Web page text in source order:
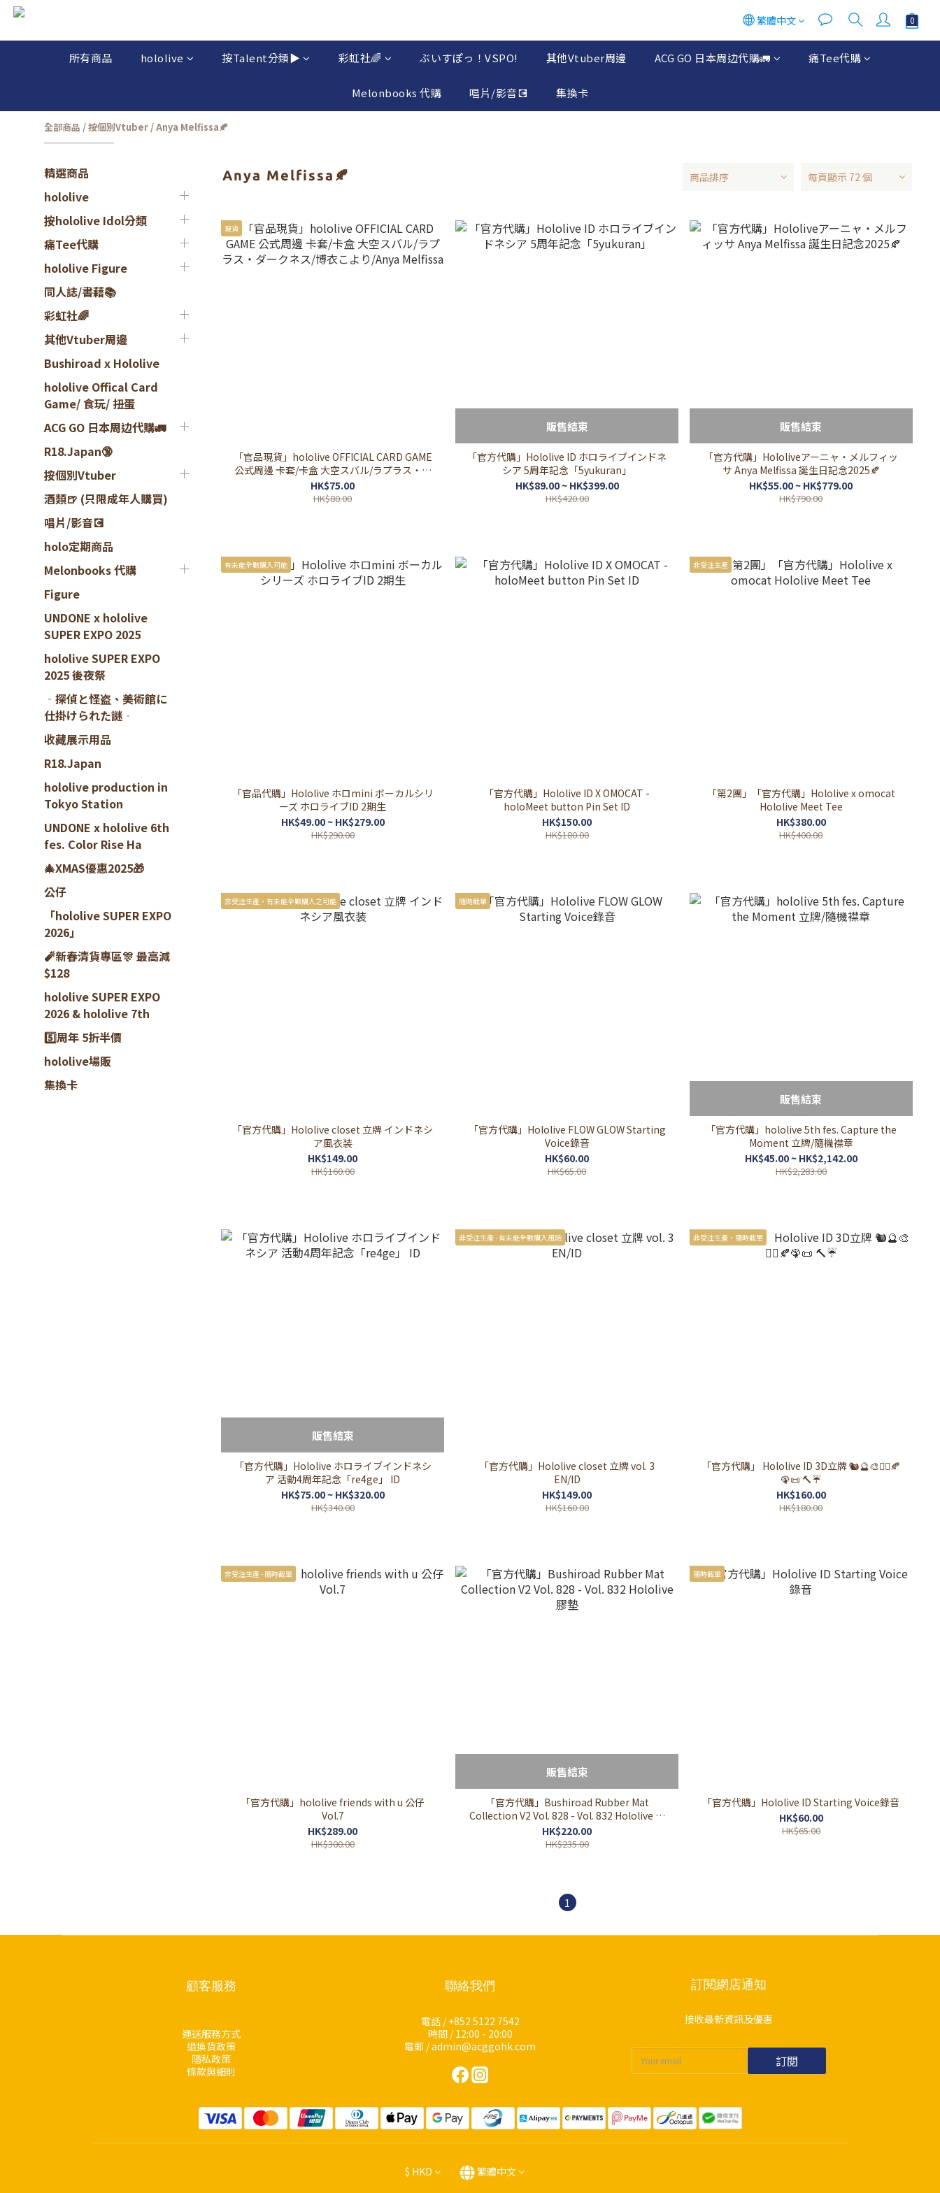
繁體中文
所有商品 hololive 按Talent分類▶️ 彩虹社🌈 ぶいすぽっ！VSPO! 其他Vtuber周邊 ACG GO 日本周边代購🚛 痛Tee代購
Melonbooks 代購 唱片/影音💽 集換卡
全部商品 /按個別Vtuber /Anya Melfissa🍂
精選商品
hololive
按hololive Idol分類
痛Tee代購
hololive Figure
同人誌/書藉📚
彩虹社🌈
其他Vtuber周邊
Bushiroad x Hololive
hololive Offical Card
Game/ 食玩/ 扭蛋
ACG GO 日本周边代購🚛
R18.Japan🔞
按個別Vtuber
酒類🍺 (只限成年人購買)
唱片/影音💽
holo定期商品
Melonbooks 代購
Figure
UNDONE x hololive
SUPER EXPO 2025
hololive SUPER EXPO
2025 後夜祭
‐探偵と怪盗、美術館に
仕掛けられた謎‐
收藏展示用品
R18.Japan
hololive production in
Tokyo Station
UNDONE x hololive 6th
fes. Color Rise Ha
🎄XMAS優惠2025🎁
公仔
「hololive SUPER EXPO
2026」
🧨新春清貨專區🎊 最高減
$128
hololive SUPER EXPO
2026 & hololive 7th
5️⃣周年 5折半價
hololive場販
集換卡
Anya Melfissa🍂 商品排序 每頁顯示 72 個
現貨
「官品現貨」hololive OFFICIAL CARD GAME
公式周邊 卡套/卡盒 大空スバル/ラプラス・ダ
ークネス/博衣こより/Anya Melfissa
HK$75.00
HK$80.00
販售結束
「官方代購」Hololive ID ホロライブインドネ
シア 5周年記念「5yukuran」
HK$89.00 ~ HK$399.00
HK$420.00
販售結束
「官方代購」Hololiveアーニャ・メルフィッ
サ Anya Melfissa 誕生日記念2025🍂
HK$55.00 ~ HK$779.00
HK$790.00
有未能全數購入可能
「官品代購」Hololive ホロmini ボーカルシリ
ーズ ホロライブID 2期生
HK$49.00 ~ HK$279.00
HK$290.00
「官方代購」Hololive ID X OMOCAT -
holoMeet button Pin Set ID
HK$150.00
HK$180.00
非受注生產
「第2團」「官方代購」Hololive x omocat
Hololive Meet Tee
HK$380.00
HK$400.00
非受注生產，有未能全數購入之可能
「官方代購」Hololive closet 立牌 インドネシ
ア風衣装
HK$149.00
HK$160.00
隨時截單
「官方代購」Hololive FLOW GLOW Starting
Voice錄音
HK$60.00
HK$65.00
販售結束
「官方代購」hololive 5th fes. Capture the
Moment 立牌/隨機襟章
HK$45.00 ~ HK$2,142.00
HK$2,283.00
販售結束
「官方代購」Hololive ホロライブインドネシ
ア 活動4周年記念「re4ge」 ID
HK$75.00 ~ HK$320.00
HK$340.00
非受注生產 - 有未能全數購入風險
「官方代購」Hololive closet 立牌 vol. 3
EN/ID
HK$149.00
HK$160.00
非受注生產，隨時截單
「官方代購」 Hololive ID 3D立牌 🐿🔮🎨🧟‍♀️🍂
🦚📜 🔨☔
HK$160.00
HK$180.00
非受注生產 - 隨時截單
「官方代購」hololive friends with u 公仔
Vol.7
HK$289.00
HK$300.00
販售結束
「官方代購」Bushiroad Rubber Mat
Collection V2 Vol. 828 - Vol. 832 Hololive 膠
墊
HK$220.00
HK$235.00
隨時截單
「官方代購」Hololive ID Starting Voice錄音
HK$60.00
HK$65.00
1
顧客服務
運送服務方式
退換貨政策
隱私政策
條款與細則
聯絡我們
電話 / +852 5122 7542
時間 / 12:00 - 20:00
電郵 / admin@acggohk.com
訂閱網店通知
接收最新資訊及優惠
訂閱
$ HKD 繁體中文